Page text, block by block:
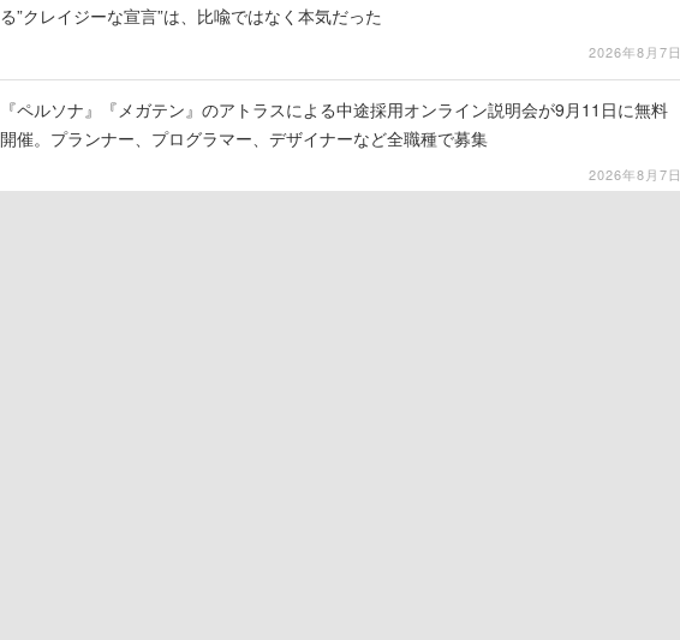
る”クレイジーな宣言”は、比喩ではなく本気だった
2026年8月7日
『ペルソナ』『メガテン』のアトラスによる中途採用オンライン説明会が9月11日に無料
開催。プランナー、プログラマー、デザイナーなど全職種で募集
2026年8月7日